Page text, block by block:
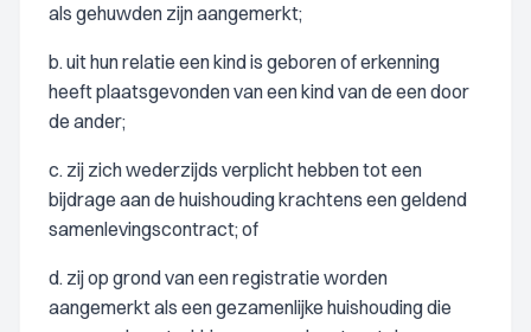
als gehuwden zijn aangemerkt;
b. uit hun relatie een kind is geboren of erkenning
heeft plaatsgevonden van een kind van de een door
de ander;
c. zij zich wederzijds verplicht hebben tot een
bijdrage aan de huishouding krachtens een geldend
samenlevingscontract; of
d. zij op grond van een registratie worden
aangemerkt als een gezamenlijke huishouding die